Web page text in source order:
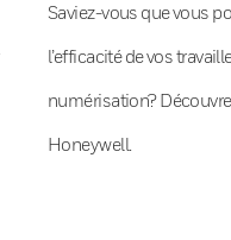
Saviez-vous que vous
l’efficacité de vos
numérisation?
Honeywell.